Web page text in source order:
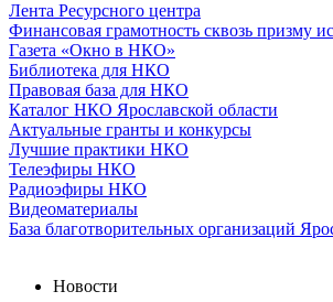
Лента Ресурсного центра
Финансовая грамотность сквозь призму
Газета «Окно в НКО»
Библиотека для НКО
Правовая база для НКО
Каталог НКО Ярославской области
Актуальные гранты и конкурсы
Лучшие практики НКО
Телеэфиры НКО
Радиоэфиры НКО
Видеоматериалы
База благотворительных организаций
Новости